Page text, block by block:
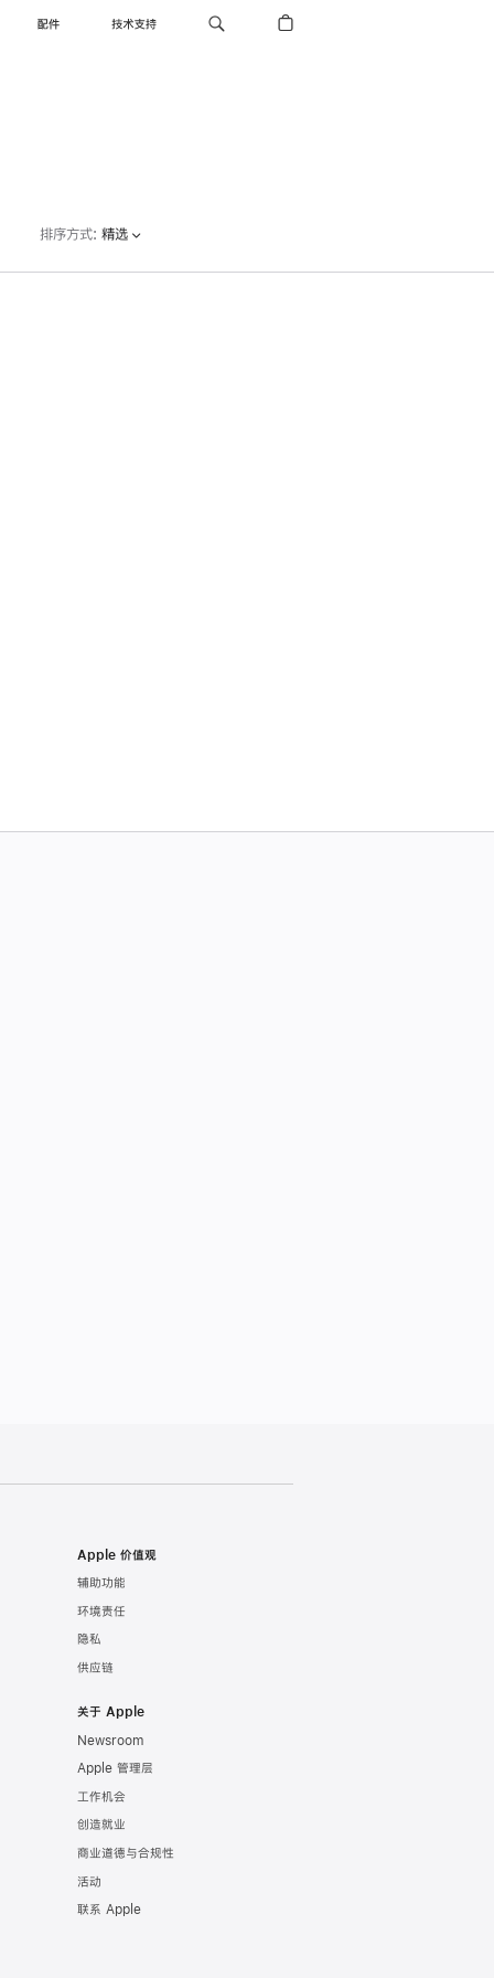
配件 技术支持
排序方式: 精选
Apple 价值观
辅助功能
环境责任
隐私
供应链
关于 Apple
Newsroom
Apple 管理层
工作机会
创造就业
商业道德与合规性
活动
联系 Apple